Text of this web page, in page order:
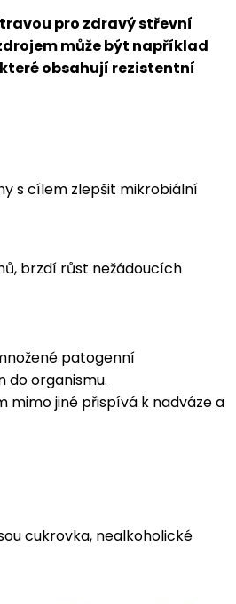
pro zdravý střevní
může být například
obsahují rezistentní
s cílem zlepšit mikrobiální
brzdí růst nežádoucích
patogenní
do organismu.
mimo jiné přispívá k nadváze a
cukrovka, nealkoholické